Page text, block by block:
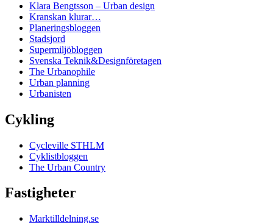
Klara Bengtsson – Urban design
Kranskan klurar…
Planeringsbloggen
Stadsjord
Supermiljöbloggen
Svenska Teknik&Designföretagen
The Urbanophile
Urban planning
Urbanisten
Cykling
Cycleville STHLM
Cyklistbloggen
The Urban Country
Fastigheter
Marktilldelning.se